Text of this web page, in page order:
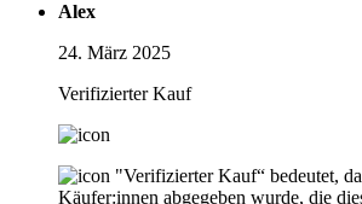
Alex
24. März 2025
Verifizierter Kauf
"Verifizierter Kauf“ bedeutet,
Käufer:innen abgegeben wurde, die